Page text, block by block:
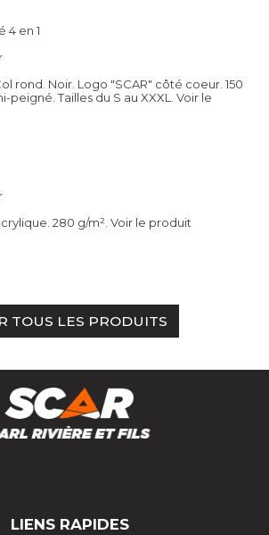
4 en 1
rond. Noir. Logo "SCAR" côté coeur. 150
peigné. Tailles du S au XXXL.
Voir le
280 g/m². Voir le produit
TOUS LES PRODUITS
LIENS RAPIDES